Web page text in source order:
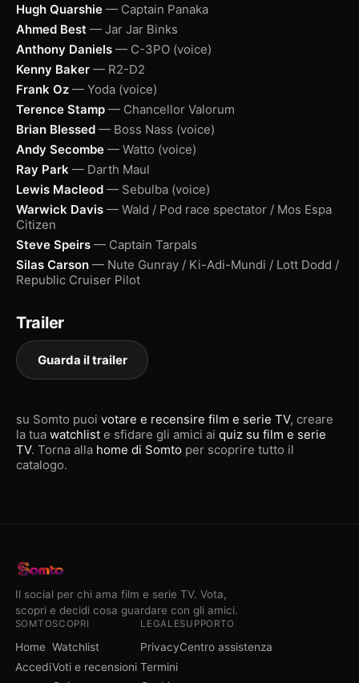
Hugh Quarshie — Captain Panaka
Ahmed Best — Jar Jar Binks
Anthony Daniels — C-3PO (voice)
Kenny Baker — R2-D2
Frank Oz — Yoda (voice)
Terence Stamp — Chancellor Valorum
Brian Blessed — Boss Nass (voice)
Andy Secombe — Watto (voice)
Ray Park — Darth Maul
Lewis Macleod — Sebulba (voice)
Warwick Davis — Wald / Pod race spectator / Mos Espa
Citizen
Steve Speirs — Captain Tarpals
Silas Carson — Nute Gunray / Ki-Adi-Mundi / Lott Dodd /
Republic Cruiser Pilot
Trailer
Guarda il trailer
su Somto puoi votare e recensire film e serie TV, creare
la tua watchlist e sfidare gli amici ai quiz su film e serie
TV. Torna alla home di Somto per scoprire tutto il
catalogo.
Il social per chi ama film e serie TV. Vota,
scopri e decidi cosa guardare con gli amici.
SOMTO
Home
Accedi
SCOPRI
Watchlist
Voti e recensioni
LEGALE
Privacy
Termini
SUPPORTO
Centro assistenza